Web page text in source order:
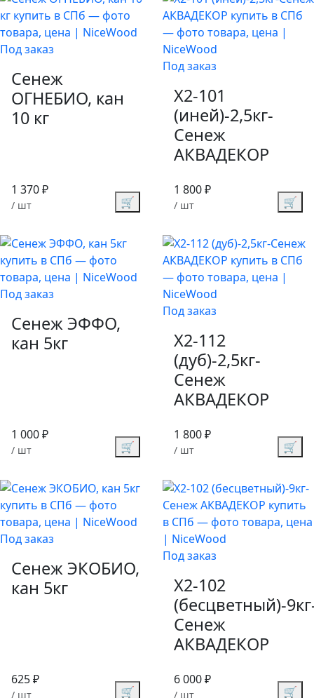
Под заказ
Сенеж
ОГНЕБИО, кан
10 кг
1 370 ₽
/ шт 🛒
Под заказ
X2-101
(иней)-2,5кг-
Сенеж
АКВАДЕКОР
1 800 ₽
/ шт 🛒
Под заказ
Сенеж ЭФФО,
кан 5кг
1 000 ₽
/ шт 🛒
Под заказ
X2-112
(дуб)-2,5кг-
Сенеж
АКВАДЕКОР
1 800 ₽
/ шт 🛒
Под заказ
Сенеж ЭКОБИО,
кан 5кг
625 ₽
/ шт 🛒
Под заказ
X2-102
(бесцветный)-
Сенеж
АКВАДЕКОР
6 000 ₽
/ шт 🛒